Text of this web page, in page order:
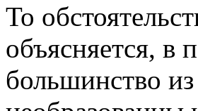
То
объясняется, в
большинство